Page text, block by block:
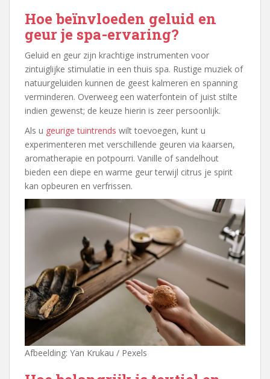
Hoe beïnvloeden geluid en
geur je spa-ervaring?
Geluid en geur zijn krachtige instrumenten voor
zintuiglijke stimulatie in een thuis spa. Rustige muziek of
natuurgeluiden kunnen de geest kalmeren en spanning
verminderen. Overweeg een waterfontein of juist stilte
indien gewenst; de keuze hierin is zeer persoonlijk.
Als u geurige tuintrends wilt toevoegen, kunt u
experimenteren met verschillende geuren via kaarsen,
aromatherapie en potpourri. Vanille of sandelhout
bieden een diepe en warme geur terwijl citrus je spirit
kan opbeuren en verfrissen.
Afbeelding: Yan Krukau / Pexels